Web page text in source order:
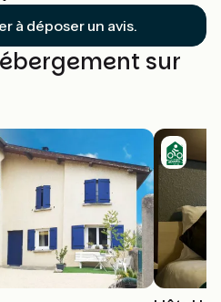
à déposer un avis.
sur